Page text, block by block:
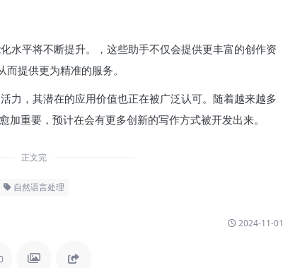
水平将不断提升。，这些助手不仅会提供更丰富的创作资
提供更为精准的服务。
力，其潜在的应用价值也正在被广泛认可。随着越来越多
重要，预计在会有更多创新的写作方式被开发出来。
正文完
自然语言处理
2024-11-01